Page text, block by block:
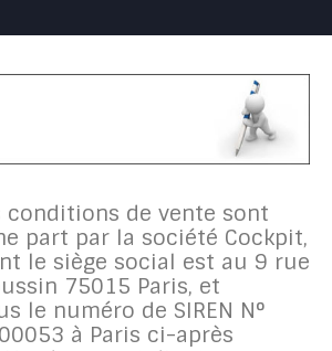
conditions de vente sont
part par la société Cockpit,
le siège social est au 9 rue
75015 Paris, et
le numéro de SIREN N°
à Paris ci-après